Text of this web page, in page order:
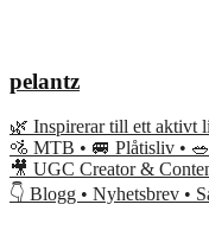
pelantz
🌿 Inspirerar till ett aktivt
🚵 MTB • 🚐 Plåtisliv •
🎥 UGC Creator &
👇 Blogg • Nyhetsbrev •